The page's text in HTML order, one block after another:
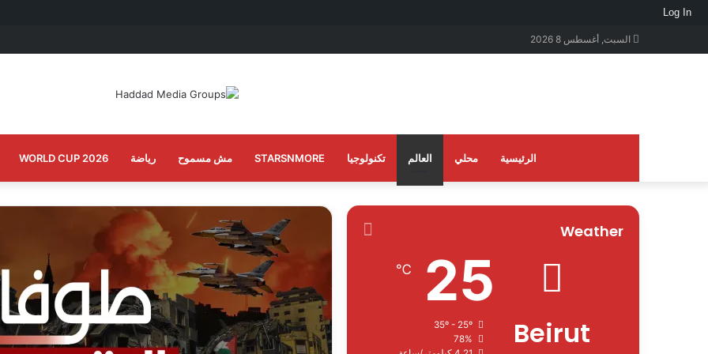
Log In
السبت, أغسطس 8 2026
الرئيسية محلي العالم تكنولوجيا STARSNMORE مش مسموح رياضة WORLD CUP 2026
Weather
Beirut
25
℃
78%